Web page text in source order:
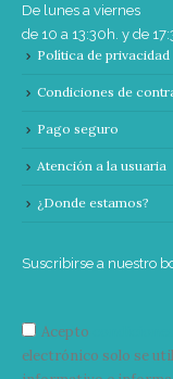
De lunes a viernes
de 10 a 13:30h. y de
Política de privacidad
Condiciones de
Pago seguro
Atención a la usuaria
¿Donde estamos?
Suscribirse a nuestro
Acepto
electrónico solo se